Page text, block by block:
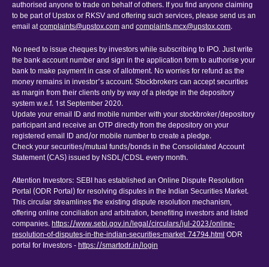
authorised anyone to trade on behalf of others. If you find anyone claiming
to be part of Upstox or RKSV and offering such services, please send us an
email atcomplaints@upstox.comand complaints.mcx@upstox.com.
No need to issue cheques by investors while subscribing to IPO. Just write
the bank account number and sign in the application form to authorise your
bank to make payment in case of allotment. No worries for refund as the
money remains in investor’s account. Stockbrokers can accept securities
as margin from their clients only by way of a pledge in the depository
system w.e.f. 1st September 2020.
Update your email ID and mobile number with your stockbroker/depository
participant and receive an OTP directly from the depository on your
registered email ID and/or mobile number to create a pledge.
Check your securities/mutual funds/bonds in the Consolidated Account
Statement (CAS) issued by NSDL/CDSL every month.
Attention Investors: SEBI has established an Online Dispute Resolution
Portal (ODR Portal) for resolving disputes in the Indian Securities Market.
This circular streamlines the existing dispute resolution mechanism,
offering online conciliation and arbitration, benefiting investors and listed
companies.https://www.sebi.gov.in/legal/circulars/jul-2023/online-
resolution-of-disputes-in-the-indian-securities-market_74794.html ODR
portal for Investors -https://smartodr.in/login